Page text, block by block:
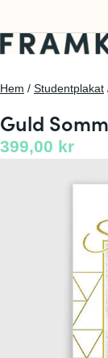
Hem / Studentplakat
Guld
399,00 kr